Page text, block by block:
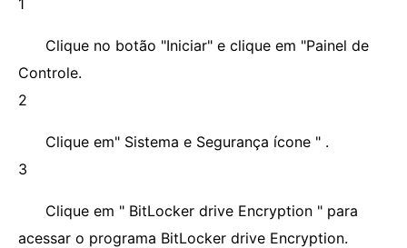
1
Clique no botão "Iniciar" e clique em "Painel de
Controle.
2
Clique em" Sistema e Segurança ícone " .
3
Clique em " BitLocker drive Encryption " para
acessar o programa BitLocker drive Encryption.